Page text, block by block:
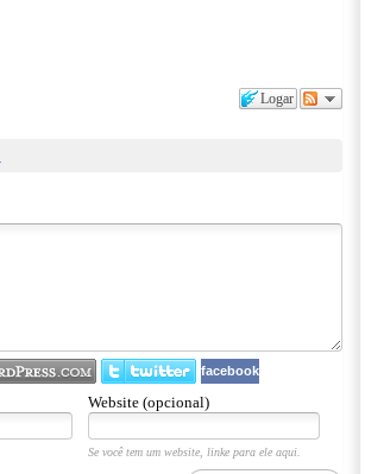
Logar
facebook
Website (opcional)
Se você tem um website, linke para ele aqui.